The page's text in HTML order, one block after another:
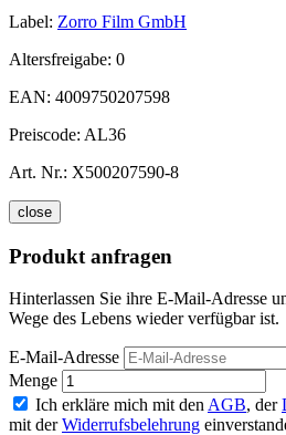
Label: Zorro Film GmbH
Altersfreigabe: 0
EAN: 4009750207598
Preiscode: AL36
Art. Nr.: X500207590-8
close
Produkt anfragen
Hinterlassen Sie ihre E-Mail-Adresse
Wege des Lebens wieder verfügbar ist.
E-Mail-Adresse
Menge
Ich erkläre mich mit den AGB, der
mit derWiderrufsbelehrung